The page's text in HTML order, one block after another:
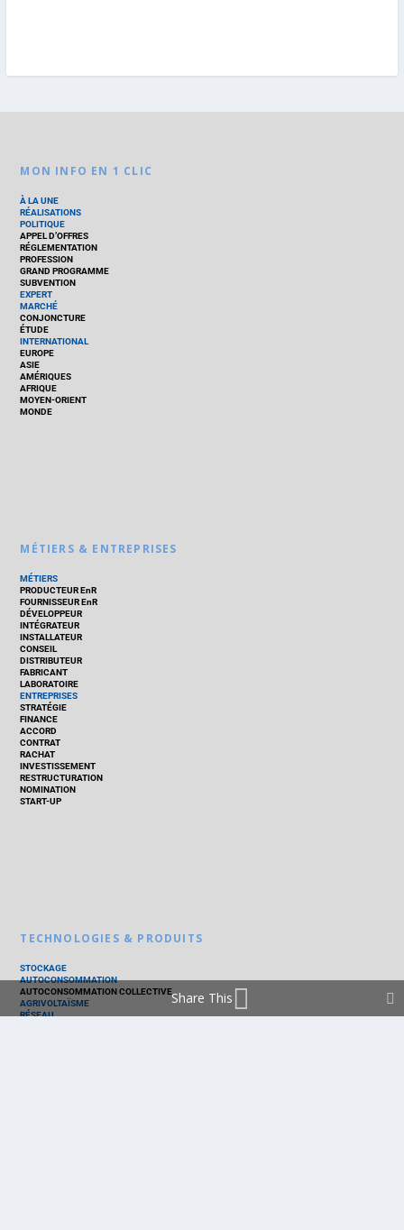
MON INFO EN 1 CLIC
À LA UNE
RÉALISATIONS
POLITIQUE
APPEL D’OFFRES
RÉGLEMENTATION
PROFESSION
GRAND PROGRAMME
SUBVENTION
EXPERT
MARCHÉ
CONJONCTURE
ÉTUDE
INTERNATIONAL
EUROPE
ASIE
AMÉRIQUES
AFRIQUE
MOYEN-ORIENT
MONDE
MÉTIERS & ENTREPRISES
MÉTIERS
PRODUCTEUR EnR
FOURNISSEUR EnR
DÉVELOPPEUR
INTÉGRATEUR
INSTALLATEUR
CONSEIL
DISTRIBUTEUR
FABRICANT
LABORATOIRE
ENTREPRISES
STRATÉGIE
FINANCE
ACCORD
CONTRAT
RACHAT
INVESTISSEMENT
RESTRUCTURATION
NOMINATION
START-UP
TECHNOLOGIES & PRODUITS
STOCKAGE
AUTOCONSOMMATION
AUTOCONSOMMATION COLLECTIVE
AGRIVOLTAÏSME
RÉSEAU
Share This